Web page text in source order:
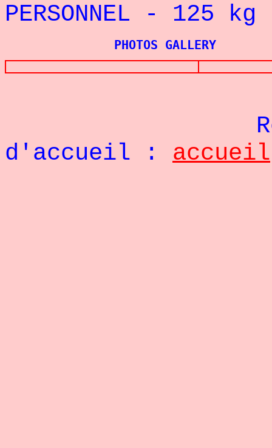
PERSONNEL - 125
PHOTOS GALLERY
d'accueil : accueil